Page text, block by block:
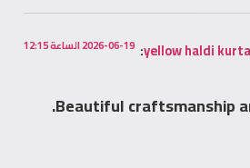
yellow haldi
: 2026-06-19 الساعة 12:15
Beautiful craftsmanship